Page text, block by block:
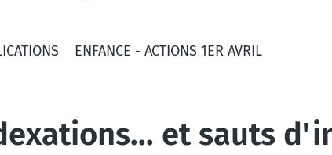
ENFANCE - ACTIONS 1ER AVRIL
et sauts